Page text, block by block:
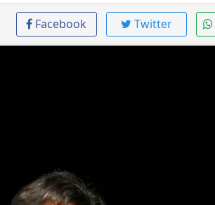
Facebook Twitter